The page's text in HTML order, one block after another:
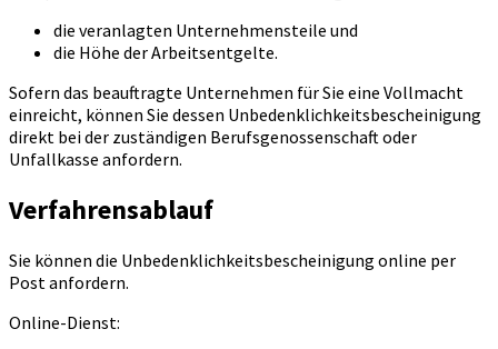
die veranlagten Unternehmensteile und
die Höhe der Arbeitsentgelte.
Sofern das beauftragte Unternehmen für Sie eine Vollmacht
einreicht, können Sie dessen Unbedenklichkeitsbescheinigung
direkt bei der zuständigen Berufsgenossenschaft oder
Unfallkasse anfordern.
Verfahrensablauf
Sie können die Unbedenklichkeitsbescheinigung online per
Post anfordern.
Online-Dienst: